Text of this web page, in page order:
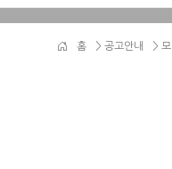
>
> 공고안내
홈